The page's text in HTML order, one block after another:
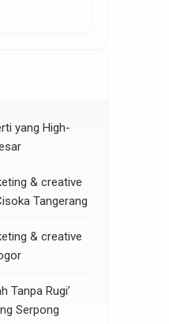
yang High-
& creative
Tangerang
& creative
Tanpa Rugi’
Serpong